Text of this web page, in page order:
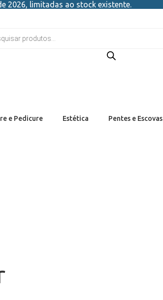
2026, limitadas ao stock existente.
e Pedicure Estética Pentes e Escovas